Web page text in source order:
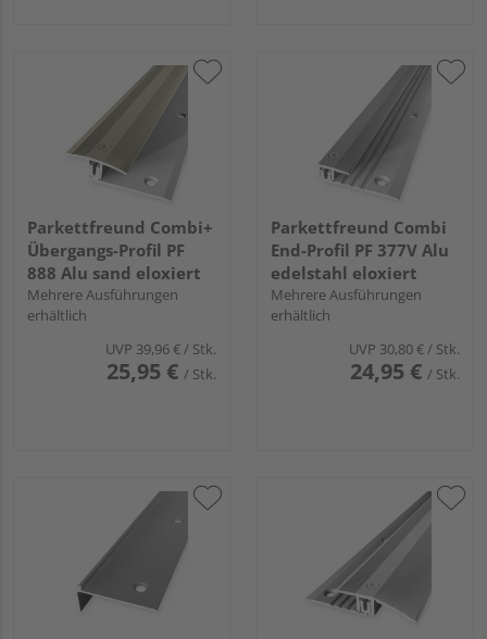
Parkettfreund Combi+
Übergangs-Profil PF
888 Alu sand eloxiert
Mehrere Ausführungen
erhältlich
UVP 39,96 €/ Stk.
25,95 € / Stk.
Parkettfreund Combi
End-Profil PF 377V Alu
edelstahl eloxiert
Mehrere Ausführungen
erhältlich
UVP 30,80 €/ Stk.
24,95 € / Stk.